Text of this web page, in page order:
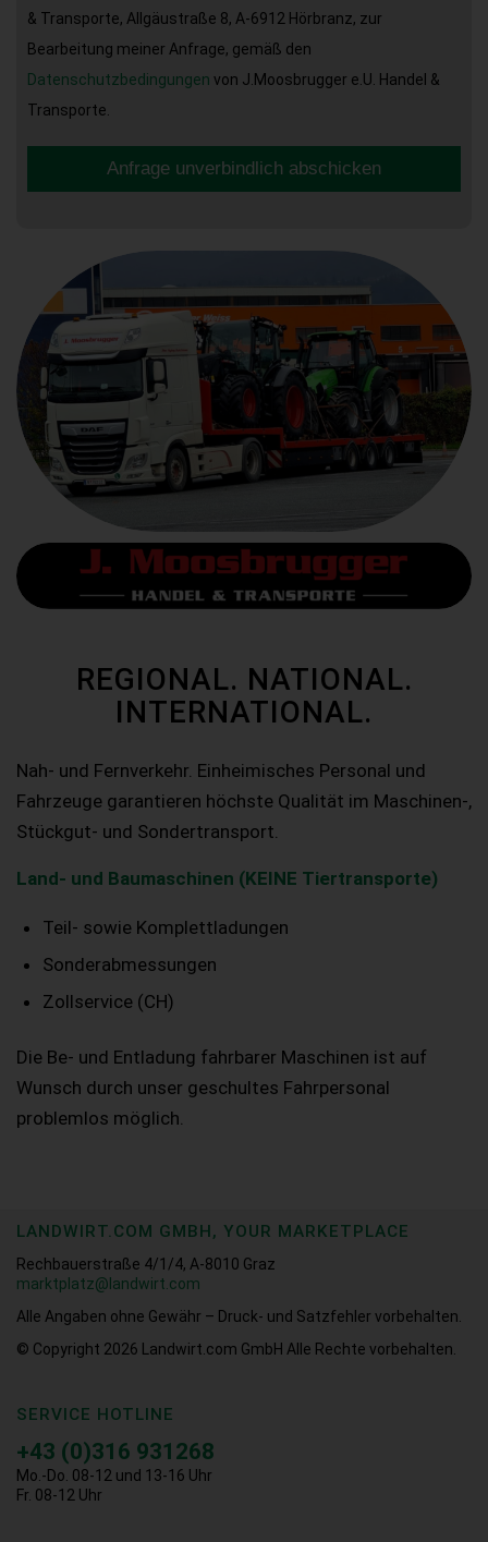
& Transporte, Allgäustraße 8, A-6912 Hörbranz, zur
Bearbeitung meiner Anfrage, gemäß den
Datenschutzbedingungen von J.Moosbrugger e.U. Handel &
Transporte.
Anfrage unverbindlich abschicken
REGIONAL. NATIONAL.
INTERNATIONAL.
Nah- und Fernverkehr. Einheimisches Personal und
Fahrzeuge garantieren höchste Qualität im Maschinen-,
Stückgut- und Sondertransport.
Land- und Baumaschinen (KEINE Tiertransporte)
Teil- sowie Komplettladungen
Sonderabmessungen
Zollservice (CH)
Die Be- und Entladung fahrbarer Maschinen ist auf
Wunsch durch unser geschultes Fahrpersonal
problemlos möglich.
LANDWIRT.COM GMBH, YOUR MARKETPLACE
Rechbauerstraße 4/1/4, A-8010 Graz
marktplatz@landwirt.com
Alle Angaben ohne Gewähr – Druck- und Satzfehler vorbehalten.
© Copyright 2026
Landwirt.com GmbH Alle Rechte vorbehalten.
SERVICE HOTLINE
+43 (0)316 931268
Mo.-Do. 08-12 und 13-16 Uhr
Fr. 08-12 Uhr